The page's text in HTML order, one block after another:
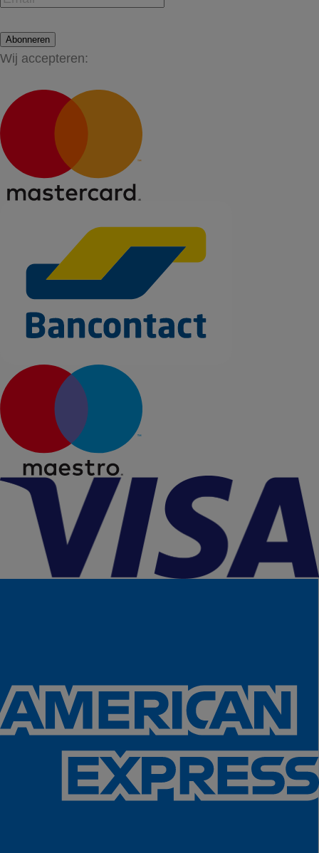
Abonneren
Wij accepteren: